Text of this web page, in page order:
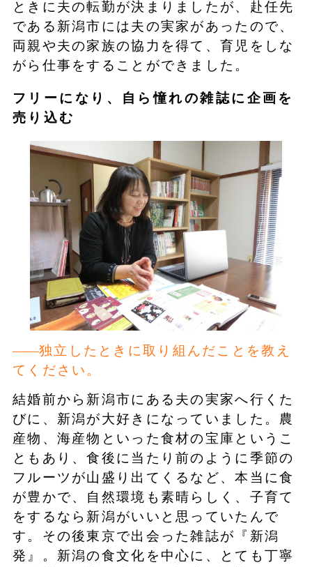
ときに夫の転勤が決まりましたが、赴任先
である新潟市には夫の実家があったので、
両親や夫の家族の協力を得て、育児をしな
がら仕事をすることができました。
フリーになり、自ら憧れの雑誌に企画を
売り込む
独立したときに取り組んだことを教え
てください。
結婚前から新潟市にある夫の実家へ行くた
びに、新潟が大好きになっていました。農
産物、海産物といった食材の宝庫というこ
ともあり、食後に当たり前のように季節の
フルーツが山盛り出てくるなど、本当に食
が豊かで、自然環境も素晴らしく、子育て
をするなら新潟がいいと思っていたんで
す。その後東京で出会った雑誌が『新潟
発』。新潟の食文化を中心に、とても丁寧